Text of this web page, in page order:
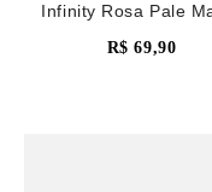
Infinity Rosa Pale
R$ 69,90